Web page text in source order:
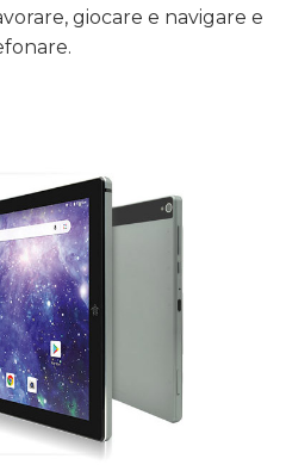
giocare e navigare e